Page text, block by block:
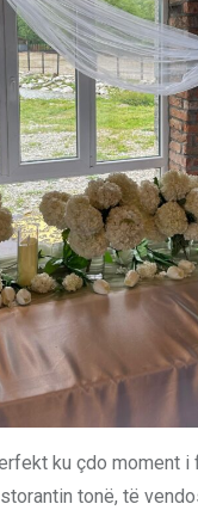
ku çdo moment
tonë, të